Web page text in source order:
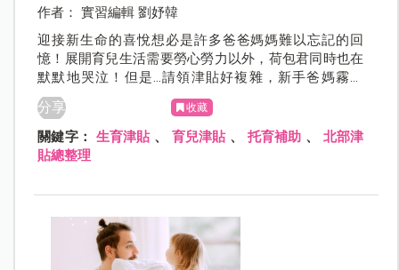
作者： 實習編輯 劉妤韓
迎接新生命的喜悅想必是許多爸爸媽媽難以忘記的回
憶！展開育兒生活需要勞心勞力以外，荷包君同時也在
默默地哭泣！但是...請領津貼好複雜，新手爸媽霧煞
煞！別擔心，本篇幫爸爸媽媽整理好最新「北部」生
育、育兒、托育補助，一起來看看歡樂育兒的同時可以
請領什麼補助吧！
分享 收藏
關鍵字： 生育津貼 、 育兒津貼 、 托育補助 、 北部津
貼總整理